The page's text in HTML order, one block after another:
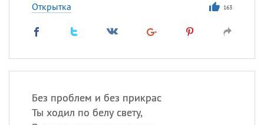
Открытка 163
Без проблем и без прикрас
Ты ходил по белу свету,